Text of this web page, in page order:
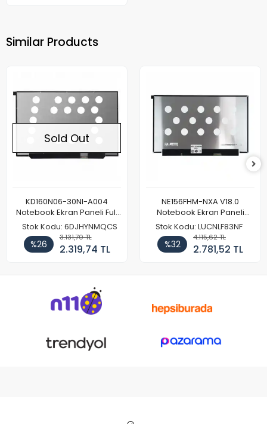
Similar Products
Sold Out
KD160N06-30NI-A004
Notebook Ekran Paneli Full
HD
Stok Kodu: 6DJHYNMQCS
%26
3.131,70 TL
2.319,74 TL
NE156FHM-NXA V18.0
Notebook Ekran Paneli
144Hz
Stok Kodu: LUCNLF83NF
%32
4.115,62 TL
2.781,52 TL